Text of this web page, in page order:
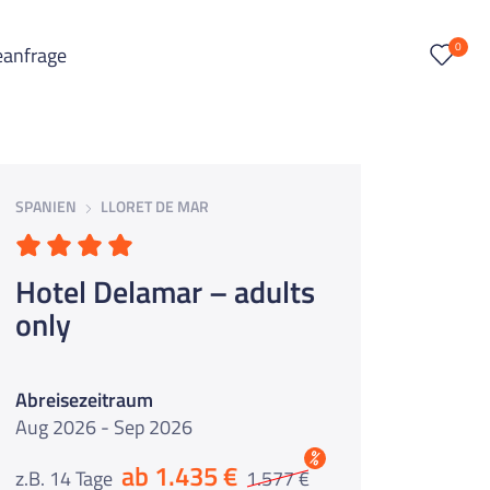
0
SPANIEN LLORET DE MAR
Hotel Delamar – adults
only
Abreisezeitraum
Aug 2026 - Sep 2026
z.B. 14 Tage ab 1.435 € 1.577 €
%